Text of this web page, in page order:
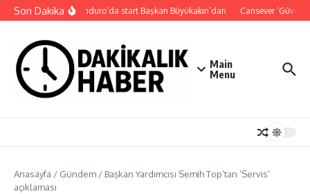
İçeriğe atla
Son DakikaSüper Enduro’da start Başkan Büyükakın’dan Cansever
Main
Menu
Anasayfa / Gündem / Başkan Yardımcısı Semih Top’tan ‘Servis’
açıklaması